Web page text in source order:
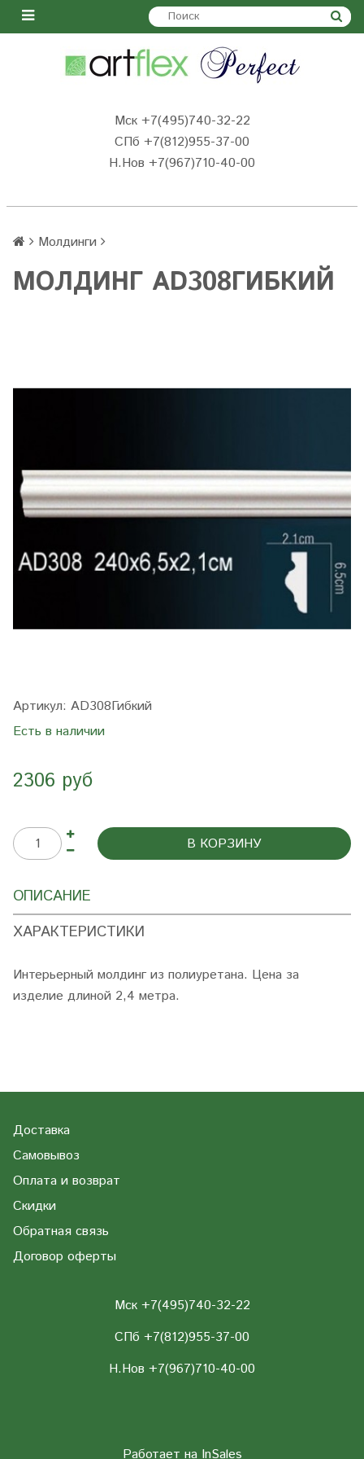
Мск +7(495)740-32-22
СПб +7(812)955-37-00
Н.Нов +7(967)710-40-00
Молдинги
МОЛДИНГ AD308ГИБКИЙ
Артикул: AD308Гибкий
Есть в наличии
2306 руб
В КОРЗИНУ
ОПИСАНИЕ
ХАРАКТЕРИСТИКИ
Интерьерный молдинг из полиуретана. Цена за
изделие длиной 2,4 метра.
Доставка
Самовывоз
Оплата и возврат
Скидки
Обратная связь
Договор оферты
Мск +7(495)740-32-22
СПб +7(812)955-37-00
Н.Нов +7(967)710-40-00
Работает на InSales